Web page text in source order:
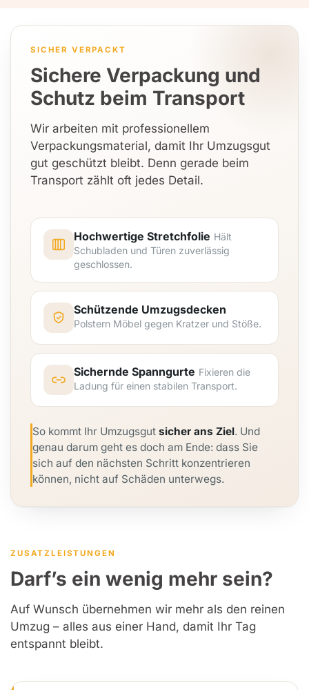
SICHER VERPACKT
Sichere Verpackung und
Schutz beim Transport
Wir arbeiten mit professionellem
Verpackungsmaterial, damit Ihr Umzugsgut
gut geschützt bleibt. Denn gerade beim
Transport zählt oft jedes Detail.
Hochwertige Stretchfolie Hält
Schubladen und Türen zuverlässig
geschlossen.
Schützende Umzugsdecken
Polstern Möbel gegen Kratzer und Stöße.
Sichernde Spanngurte Fixieren die
Ladung für einen stabilen Transport.
So kommt Ihr Umzugsgut sicher ans Ziel. Und
genau darum geht es doch am Ende: dass Sie
sich auf den nächsten Schritt konzentrieren
können, nicht auf Schäden unterwegs.
ZUSATZLEISTUNGEN
Darf’s ein wenig mehr sein?
Auf Wunsch übernehmen wir mehr als den reinen
Umzug – alles aus einer Hand, damit Ihr Tag
entspannt bleibt.